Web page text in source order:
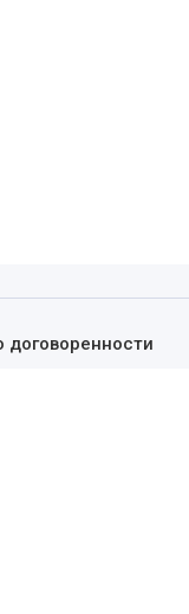
договоренности